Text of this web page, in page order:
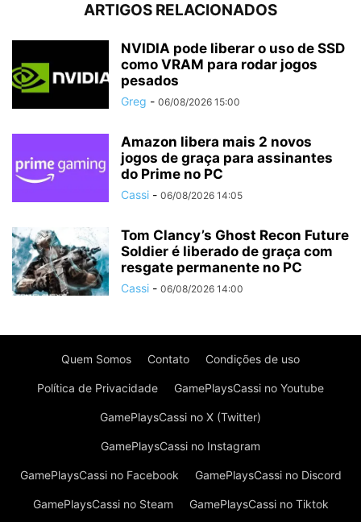
ARTIGOS RELACIONADOS
NVIDIA pode liberar o uso de SSD
como VRAM para rodar jogos
pesados
Greg - 06/08/2026 15:00
Amazon libera mais 2 novos
jogos de graça para assinantes
do Prime no PC
Cassi - 06/08/2026 14:05
Tom Clancy’s Ghost Recon Future
Soldier é liberado de graça com
resgate permanente no PC
Cassi - 06/08/2026 14:00
Quem Somos Contato Condições de uso
Política de Privacidade GamePlaysCassi no Youtube
GamePlaysCassi no X (Twitter)
GamePlaysCassi no Instagram
GamePlaysCassi no Facebook GamePlaysCassi no Discord
GamePlaysCassi no Steam GamePlaysCassi no Tiktok